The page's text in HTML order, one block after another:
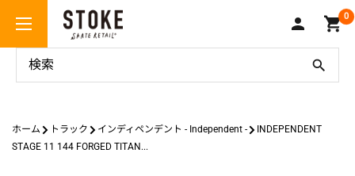
テ
Stoke
Skate
0
ホーム トラック インディペンデント - Independent -
INDEPENDENT
STAGE 11 144 FORGED TITAN...